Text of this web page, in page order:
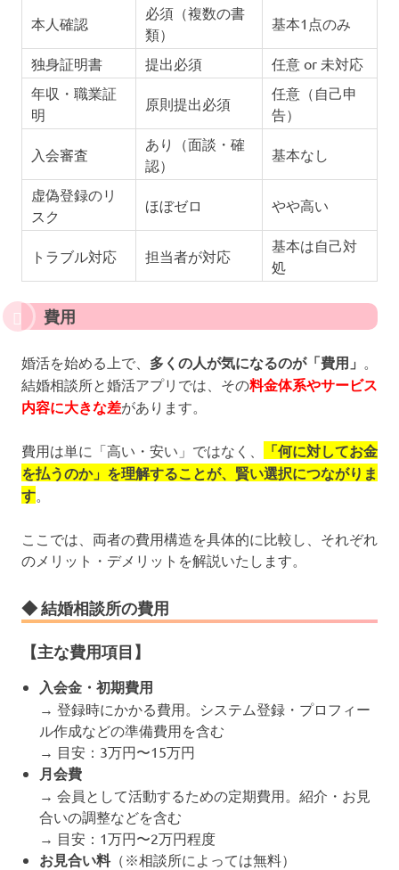
本人確認
必須（複数の書
類）
基本1点のみ
独身証明書 提出必須
任意 or 未対応
年収・職業証
明
原則提出必須
任意（自己申
告）
入会審査
あり（面談・確
認）
基本なし
虚偽登録のリ
スク
ほぼゼロ やや高い
トラブル対応 担当者が対応
基本は自己対
処
費用
婚活を始める上で、 多くの人が気になるのが「費用」
結婚相談所と婚活アプリでは、その料金体系やサービス
内容に大きな差があります。
費用は単に「高い・安い」ではなく、
「何に対してお金
を払うのか」を理解することが、賢い選択につながりま
す
ここでは、両者の費用構造を具体的に比較し、それぞれ
のメリット・デメリットを解説いたします。
◆ 結婚相談所の費用
【主な費用項目】
入会金・初期費用
→ 登録時にかかる費用。システム登録・プロフィー
ル作成などの準備費用を含む
→ 目安：3万円〜15万円
月会費
→ 会員として活動するための定期費用。紹介・お見
合いの調整などを含む
→ 目安：1万円〜2万円程度
お見合い料（※相談所によっては無料）